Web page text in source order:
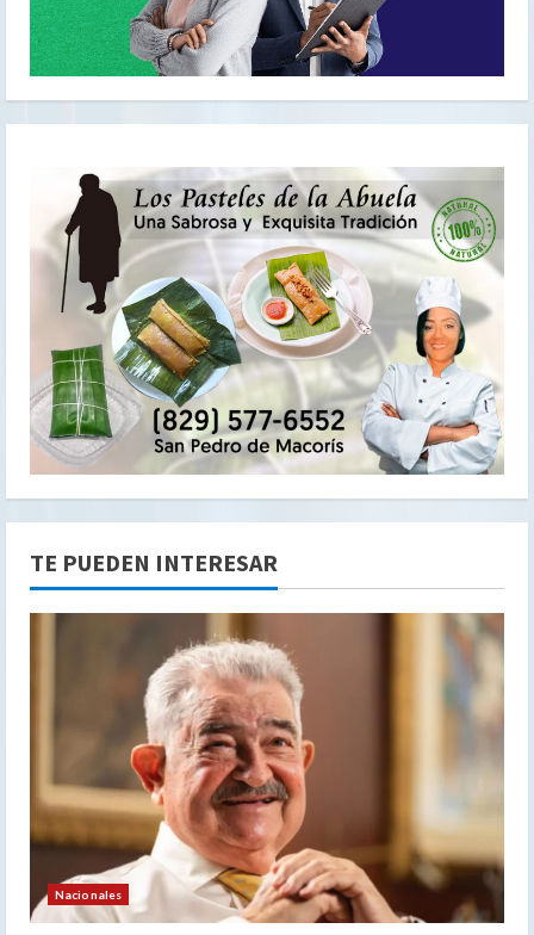
TE PUEDEN INTERESAR
Nacionales